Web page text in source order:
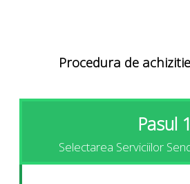
Procedura de
Pasul 1
Selectarea Serviciilor